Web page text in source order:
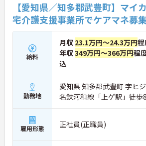
【愛知県／知多郡武豊町】マ
宅介護支援事業所でケアマネ募
給料
月収 23.1万円～24.3万円
年収349万円～366万円程
込
勤務地
愛知県 知多郡武豊町 字ヒ
名鉄河和線「上ゲ駅」徒歩
雇用形態 正社員(正職員)